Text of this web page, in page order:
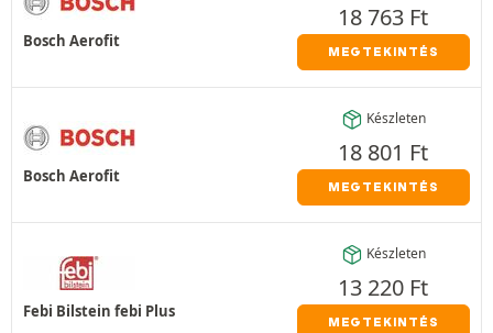
Bosch Aerofit
18 763 Ft
MEGTEKINTÉS
Bosch Aerofit
Készleten
18 801 Ft
MEGTEKINTÉS
Febi Bilstein febi Plus
Készleten
13 220 Ft
MEGTEKINTÉS